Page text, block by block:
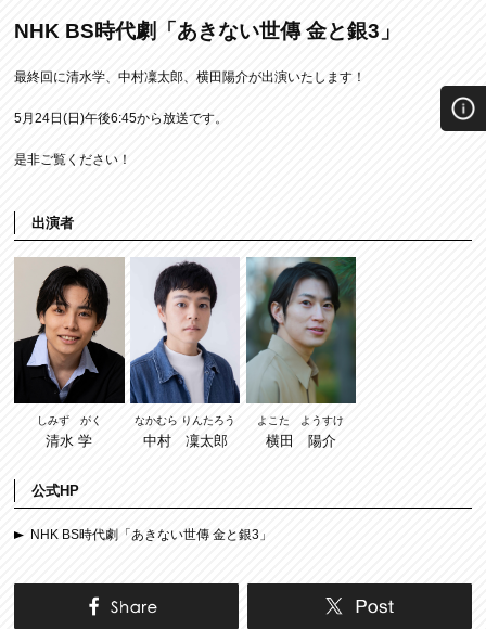
NHK BS時代劇「あきない世傳 金と銀3」
最終回に清水学、中村凜太郎、横田陽介が出演いたします！
5月24日(日)午後6:45から放送です。
是非ご覧ください！
出演者
しみず がく
清水 学
なかむら りんたろう
中村 凜太郎
よこた ようすけ
横田 陽介
公式HP
NHK BS時代劇「あきない世傳 金と銀3」